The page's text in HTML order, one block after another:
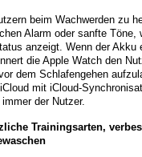
beim Wachwerden zu
Alarm oder sanfte Töne,
anzeigt. Wenn der
die Apple Watch den
dem Schlafengehen
mit iCloud-
der Nutzer.
Trainingsarten,